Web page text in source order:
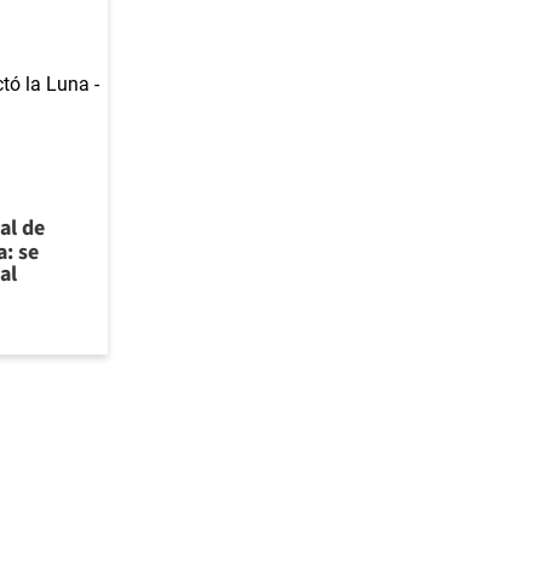
de
se